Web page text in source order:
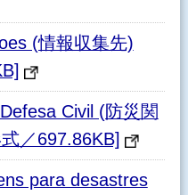
(情報収集先)
Civil (防災関
／697.86KB]
para desastres